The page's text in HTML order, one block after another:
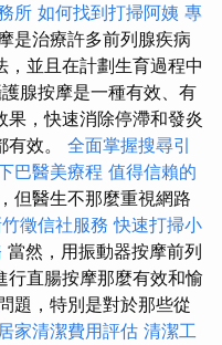
所 如何找到打掃阿姨 專
是治療許多前列腺疾病
，並且在計劃生育過程中
腺按摩是一種有效、有
果，快速消除停滯和發炎
效。 全面掌握搜尋引
巴醫美療程 值得信賴的
但醫生不那麼重視網路
徵信社服務 快速打掃小
當然，用振動器按摩前列
行直腸按摩那麼有效和愉
題，特別是對於那些從
居家清潔費用評估 清潔工